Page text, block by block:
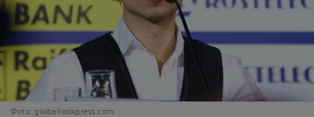
Фото: globallookpress.com